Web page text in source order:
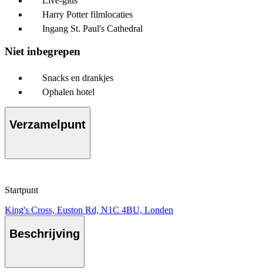
Harry Potter filmlocaties
Ingang St. Paul's Cathedral
Niet inbegrepen
Snacks en drankjes
Ophalen hotel
Verzamelpunt
Startpunt
King's Cross, Euston Rd, N1C 4BU, Londen
Beschrijving